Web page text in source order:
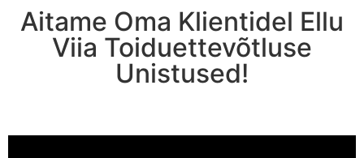
Aitame Oma Klientidel Ellu
Viia Toiduettevõtluse
Unistused!